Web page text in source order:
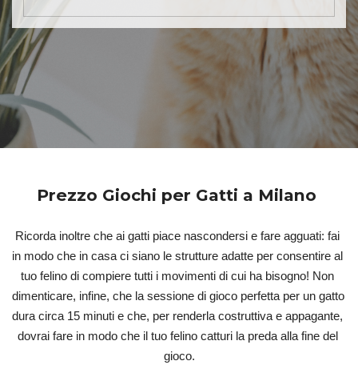
Prezzo Giochi per Gatti a Milano
Ricorda inoltre che ai gatti piace nascondersi e fare agguati: fai
in modo che in casa ci siano le strutture adatte per consentire al
tuo felino di compiere tutti i movimenti di cui ha bisogno! Non
dimenticare, infine, che la sessione di gioco perfetta per un gatto
dura circa 15 minuti e che, per renderla costruttiva e appagante,
dovrai fare in modo che il tuo felino catturi la preda alla fine del
gioco.